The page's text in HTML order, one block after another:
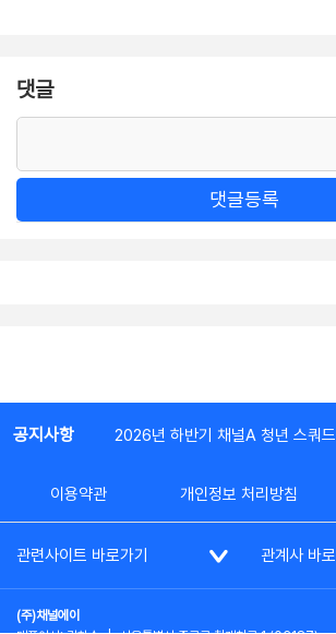
댓글
댓글등록
공지사항 2026년 하반기 채널A 청년 스쿼
이용약관 개인정보 처리방침
관련사이트 바로가기 관계사 바로
(주)채널에이